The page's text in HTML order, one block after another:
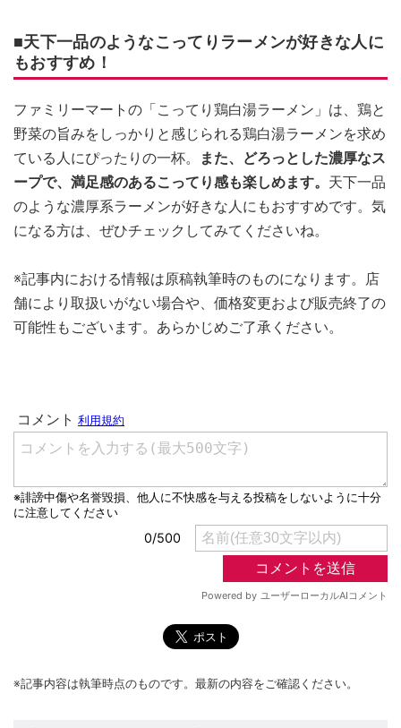
■天下一品のようなこってりラーメンが好きな人に
もおすすめ！
ファミリーマートの「こってり鶏白湯ラーメン」は、鶏と
野菜の旨みをしっかりと感じられる鶏白湯ラーメンを求め
ている人にぴったりの一杯。
また、どろっとした濃厚なス
ープで、満足感のあるこってり感も楽しめます。 天下一品
のような濃厚系ラーメンが好きな人にもおすすめです。気
になる方は、ぜひチェックしてみてくださいね。
※記事内における情報は原稿執筆時のものになります。店
舗により取扱いがない場合や、価格変更および販売終了の
可能性もございます。あらかじめご了承ください。
※記事内容は執筆時点のものです。最新の内容をご確認ください。